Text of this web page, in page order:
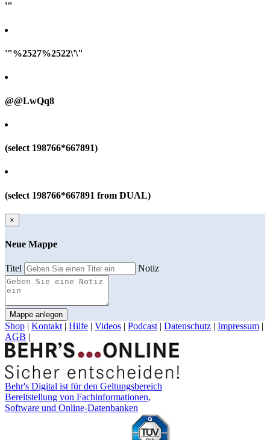
'"
'"%2527%2522\'\"
@@LwQq8
(select 198766*667891)
(select 198766*667891 from DUAL)
×
Neue Mappe
Titel Notiz
Mappe anlegen
Shop | Kontakt | Hilfe | Videos | Podcast | Datenschutz | Impressum |
AGB |
Behr's Digital ist für den Geltungsbereich
Bereitstellung von Fachinformationen,
Software und Online-Datenbanken